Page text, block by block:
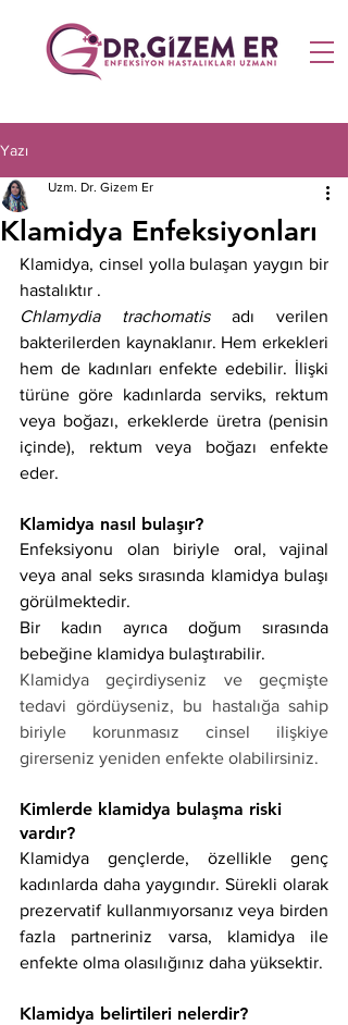
Yazı
Klamidya Enfeksiyonları
Uzm. Dr. Gizem Er
Klamidya, cinsel yolla bulaşan yaygın bir
hastalıktır .
Chlamydia trachomatis adı verilen
bakterilerden kaynaklanır. Hem erkekleri
hem de kadınları enfekte edebilir. İlişki
türüne göre kadınlarda serviks, rektum
veya boğazı, erkeklerde üretra (penisin
içinde), rektum veya boğazı enfekte
eder.
Klamidya nasıl bulaşır?
Enfeksiyonu olan biriyle oral, vajinal
veya anal seks sırasında klamidya bulaşı
görülmektedir.
Bir kadın ayrıca doğum sırasında
bebeğine klamidya bulaştırabilir.
Klamidya geçirdiyseniz ve geçmişte
tedavi gördüyseniz, bu hastalığa sahip
biriyle korunmasız cinsel ilişkiye
girerseniz yeniden enfekte olabilirsiniz.
Kimlerde klamidya bulaşma riski
vardır?
Klamidya gençlerde, özellikle genç
kadınlarda daha yaygındır. Sürekli olarak
prezervatif kullanmıyorsanız veya birden
fazla partneriniz varsa, klamidya ile
enfekte olma olasılığınız daha yüksektir.
Klamidya belirtileri nelerdir?